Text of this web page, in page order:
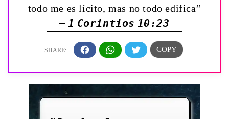
todo me es lícito, mas no todo edifica”
— 1 Corintios 10:23